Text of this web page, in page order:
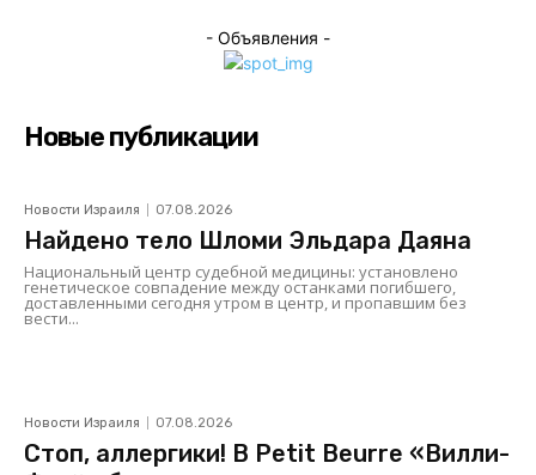
- Объявления -
Новые публикации
Новости Израиля 07.08.2026
Найдено тело Шломи Эльдара Даяна
Национальный центр судебной медицины: установлено
генетическое совпадение между останками погибшего,
доставленными сегодня утром в центр, и пропавшим без
вести...
Новости Израиля 07.08.2026
Стоп, аллергики! В Petit Beurre «Вилли-